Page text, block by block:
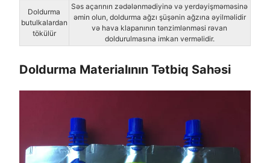
Doldurma
butulkalardan
tökülür
Səs açarının zədələnmədiyinə və yerdəyişməməsinə
əmin olun, doldurma ağzı şüşənin ağzına əyilməlidir
və hava klapanının tənzimlənməsi rəvan
doldurulmasına imkan verməlidir.
Doldurma Materialının Tətbiq Sahəsi